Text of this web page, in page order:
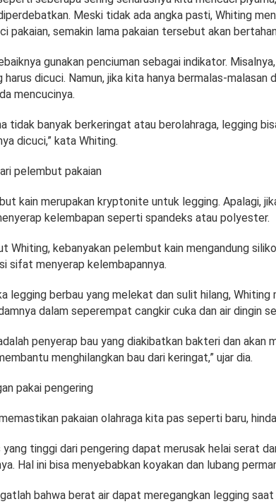
Meski tidak ada angka pasti, Whiting
pakaian, semakin lama pakaian tersebut akan
gunakan penciuman sebagai indikator.
harus dicuci. Namun, jika kita hanya bermalas-malasan
mencucinya.
tidak banyak berkeringat atau berolahraga, legging
dicuci,” kata Whiting.
pelembut pakaian
kain merupakan kryptonite untuk legging. Apalagi,
kelembapan seperti spandeks atau polyester.
Whiting, kebanyakan pelembut kain mengandung
sifat menyerap kelembapannya.
legging berbau yang melekat dan sulit hilang, Whiting
dalam seperempat cangkir cuka dan air dingin
penyerap bau yang diakibatkan bakteri dan akan
menghilangkan bau dari keringat,” ujar dia.
pakai pengering
pakaian olahraga kita pas seperti baru,
yang tinggi dari pengering dapat merusak helai serat
Hal ini bisa menyebabkan koyakan dan lubang
bahwa berat air dapat meregangkan legging saat